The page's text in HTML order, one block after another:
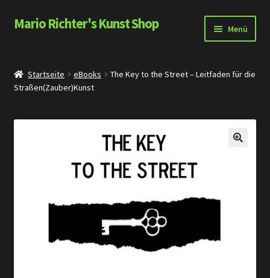
Zur
Zum
Mario Richter's Kunst Shop Menü
Warenkorb
Zu ZaubererundModerator.de
Startseite eBooks
The Key to the Street – Leitfaden für die
Straßen(Zauber)Kunst